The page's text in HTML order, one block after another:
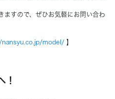
ますので、ぜひお気軽にお問い合わ
model/ 】
！